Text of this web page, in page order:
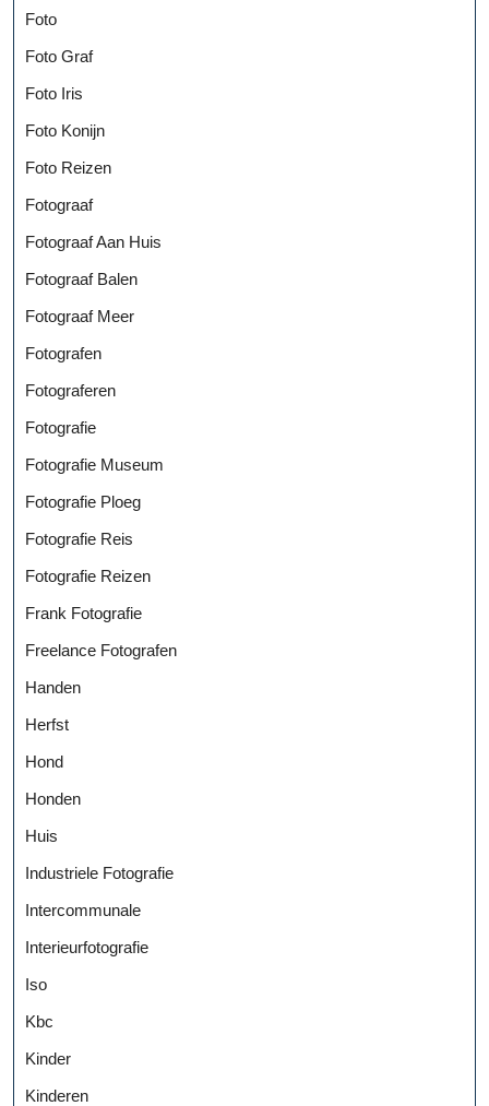
Foto
Foto Graf
Foto Iris
Foto Konijn
Foto Reizen
Fotograaf
Fotograaf Aan Huis
Fotograaf Balen
Fotograaf Meer
Fotografen
Fotograferen
Fotografie
Fotografie Museum
Fotografie Ploeg
Fotografie Reis
Fotografie Reizen
Frank Fotografie
Freelance Fotografen
Handen
Herfst
Hond
Honden
Huis
Industriele Fotografie
Intercommunale
Interieurfotografie
Iso
Kbc
Kinder
Kinderen